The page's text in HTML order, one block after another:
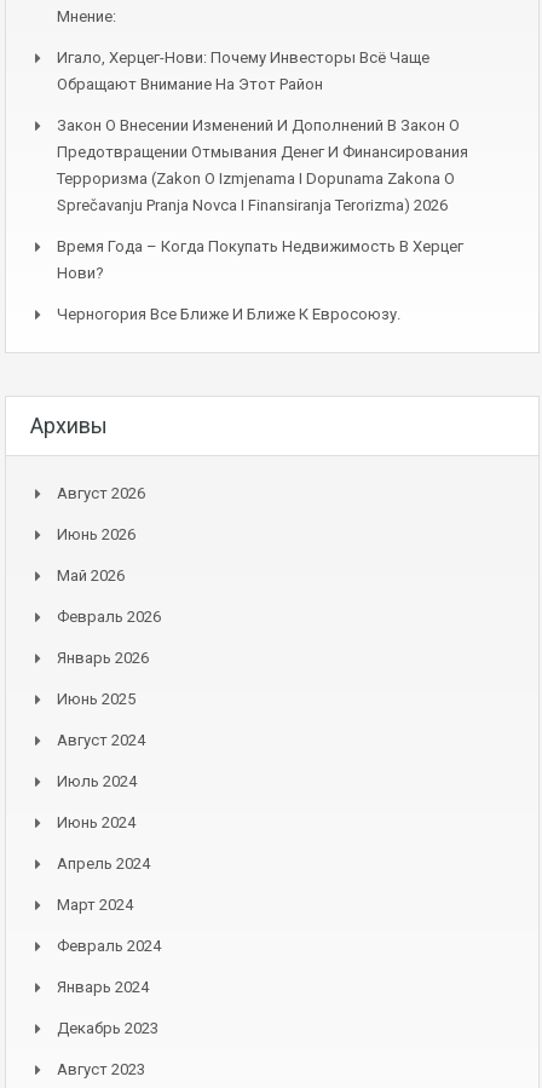
Мнение:
Игало, Херцег-Нови: Почему Инвесторы Всё Чаще
Обращают Внимание На Этот Район
Закон О Внесении Изменений И Дополнений В Закон О
Предотвращении Отмывания Денег И Финансирования
Терроризма (Zakon O Izmjenama I Dopunama Zakona O
Sprečavanju Pranja Novca I Finansiranja Terorizma) 2026
Время Года – Когда Покупать Недвижимость В Херцег
Нови?
Черногория Все Ближе И Ближе К Евросоюзу.
Архивы
Август 2026
Июнь 2026
Май 2026
Февраль 2026
Январь 2026
Июнь 2025
Август 2024
Июль 2024
Июнь 2024
Апрель 2024
Март 2024
Февраль 2024
Январь 2024
Декабрь 2023
Август 2023